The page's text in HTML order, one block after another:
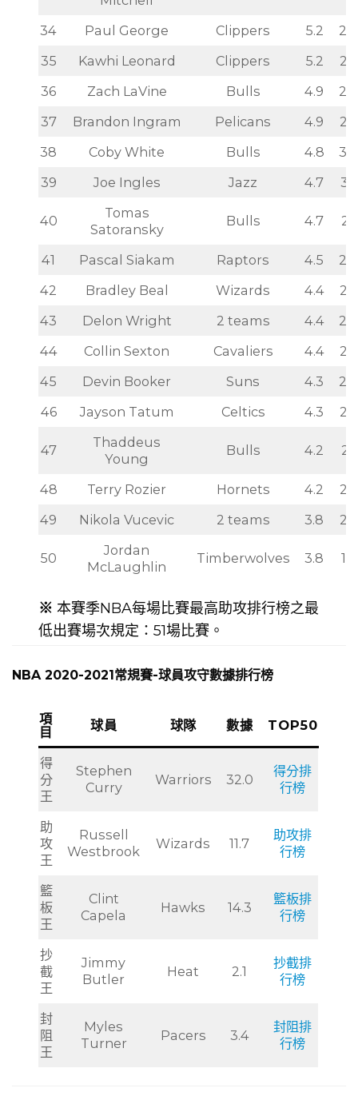
Mitchell
34 Paul George Clippers 5.2
35
Kawhi Leonard Clippers 5.2
36
Zach LaVine Bulls 4.9
37
Brandon Ingram Pelicans 4.9
38
Coby White Bulls 4.8
39
Joe Ingles Jazz 4.7
40
Tomas
Satoransky
Bulls 4.7
41 Pascal Siakam Raptors 4.5
42
Bradley Beal Wizards 4.4
43
Delon Wright 2 teams 4.4
44
Collin Sexton Cavaliers 4.4
45
Devin Booker Suns 4.3
46
Jayson Tatum Celtics 4.3
47
Thaddeus
Young
Bulls 4.2
48 Terry Rozier Hornets 4.2
49
Nikola Vucevic 2 teams 3.8
50
Jordan
McLaughlin
Timberwolves 3.8
※本賽季NBA每場比賽最高助攻排行榜之最
低出賽場次規定：51場比賽。
NBA 2020-2021常規賽-球員攻守數據排行榜
項
目
球員 球隊 數據 TOP50
得
分
王
Stephen
Curry
Warriors 32.0
得分排
行榜
助
攻
王
Russell
Westbrook
Wizards 11.7
助攻排
行榜
籃
板
王
Clint
Capela
Hawks 14.3
籃板排
行榜
抄
截
王
Jimmy
Butler
Heat 2.1
抄截排
行榜
封
阻
王
Myles
Turner
Pacers 3.4
封阻排
行榜